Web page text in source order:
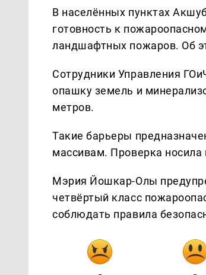
В населённых пунктах
готовность к
ландшафтных пожаров. Об
Сотрудники Управления
опашку земель и
метров.
Такие барьеры
массивам. Проверка носила
Мэрия Йошкар-Олы
четвёртый класс
соблюдать правила